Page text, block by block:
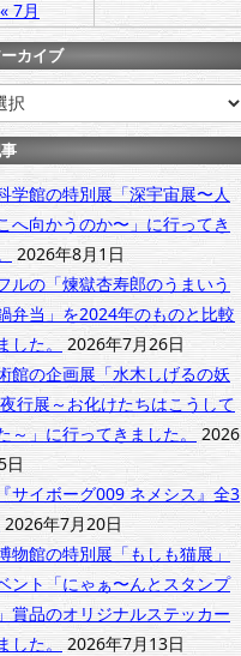
« 7月
カイブ
学館の特別展「深宇宙展〜人
へ向かうのか〜」に行ってき
2026年8月1日
ルの「煉獄杏寿郎のうまいう
弁当」を2024年のものと比較
した。 2026年7月26日
館の企画展「水木しげるの妖
行展～お化けたちはこうして
～」に行ってきました。 2026
日
サイボーグ009 ネメシス』全3
2026年7月20日
物館の特別展「もしも猫展」
ント「にゃぁ〜んとスタンプ
賞品のオリジナルステッカー
した。 2026年7月13日